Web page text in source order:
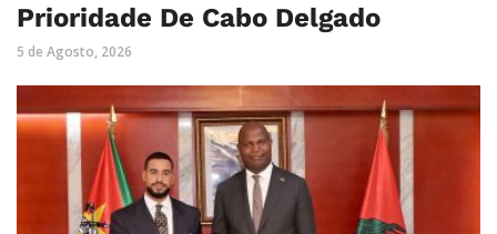
Prioridade De Cabo Delgado
5 de Agosto, 2026